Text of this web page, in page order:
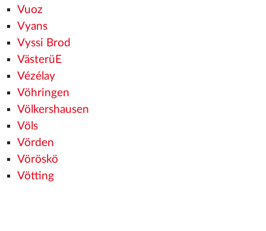
Vuoz
Vyans
Vyssi Brod
VästerüE
Vézélay
Vöhringen
Völkershausen
Völs
Vörden
Vöröskö
Vötting